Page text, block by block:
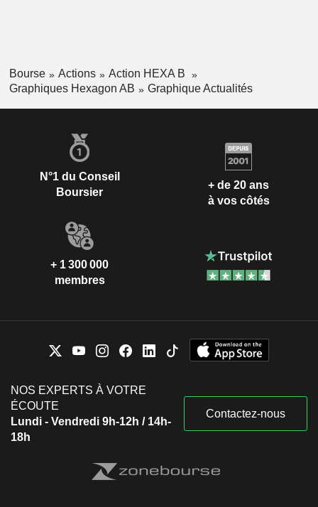
Bourse Actions
Action HEXA B
Graphiques Hexagon AB
Graphique Actualités
N°1 du Conseil
Boursier
+ de 20 ans
à vos côtés
+ 1 300 000
membres
NOS EXPERTS À VOTRE
ÉCOUTE
Lundi - Vendredi 9h-12h / 14h-
18h
Contactez-nous